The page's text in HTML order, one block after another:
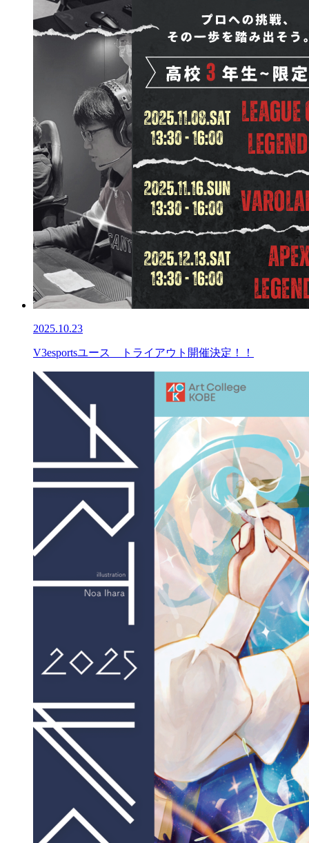
2025.10.23
V3esportsユース トライアウト開催決定！！